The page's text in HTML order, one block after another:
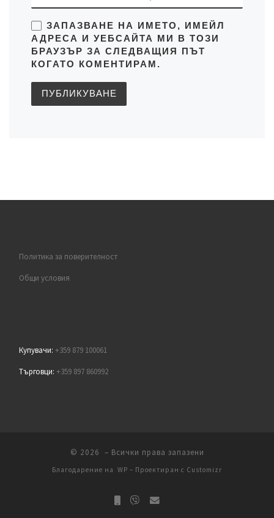
ЗАПАЗВАНЕ НА ИМЕТО, ИМЕЙЛ
АДРЕСА И УЕБСАЙТА МИ В ТОЗИ
БРАУЗЪР ЗА СЛЕДВАЩИЯ ПЪТ
КОГАТО КОМЕНТИРАМ.
Политика за поверителност
Общи условия
Купувачи:+359 879 100061
Търговци:+359 897 860992
© 2026 – Всички права запазени
Благодарение на WP – Проектиран с Customizr